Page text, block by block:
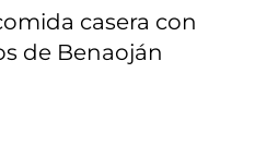
casera con
de Benaoján